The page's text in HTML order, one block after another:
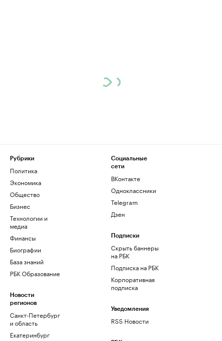
Рубрики
Политика
Экономика
Общество
Бизнес
Технологии и
медиа
Финансы
Биографии
База знаний
РБК Образование
Новости
регионов
Санкт-Петербург
и область
Екатеринбург
Социальные
сети
ВКонтакте
Одноклассники
Telegram
Дзен
Подписки
Скрыть баннеры
на РБК
Подписка на РБК
Корпоративная
подписка
Уведомления
RSS Новости